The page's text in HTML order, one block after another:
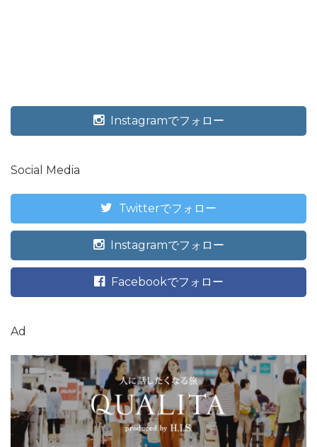
Instagramでフォロー
Social Media
Twitterでフォロー
Instagramでフォロー
Facebookでフォロー
Ad